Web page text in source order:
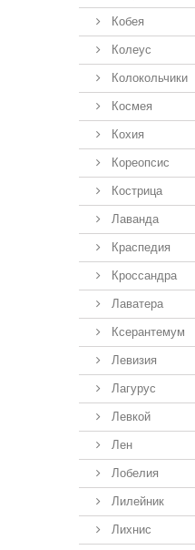
Кобея
Колеус
Колокольчики
Космея
Кохия
Кореопсис
Кострица
Лаванда
Краспедия
Кроссандра
Лаватера
Ксерантемум
Левизия
Лагурус
Левкой
Лен
Лобелия
Лилейник
Лихнис